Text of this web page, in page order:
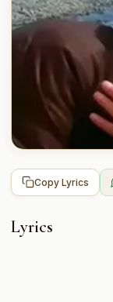
Copy Lyrics
Lyrics